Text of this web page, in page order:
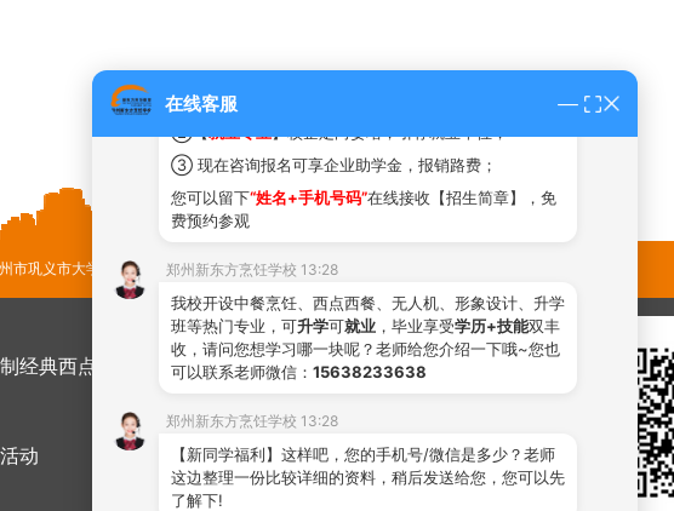
在线客服
业！
①不看成绩免试入学，初中，高中，中专生
②【就业专业】校企定向委培，引荐就业单位；
③ 现在咨询报名可享企业助学金，报销路费；
您可以留下“姓名+手机号码”在线接收【招生简章】，免
费预约参观
郑州新东方烹饪学校 13:28
我校开设中餐烹饪、西点西餐、无人机、形象设计、升学
班等热门专业，可升学可就业 ，毕业享受学历+技能双丰
收，请问您想学习哪一块呢？老师给您介绍一下哦~您也
可以联系老师微信： 15638233638
郑州新东方烹饪学校 13:28
【新同学福利】这样吧，您的手机号/微信是多少？老师
这边整理一份比较详细的资料，稍后发送给您，您可以先
了解下!